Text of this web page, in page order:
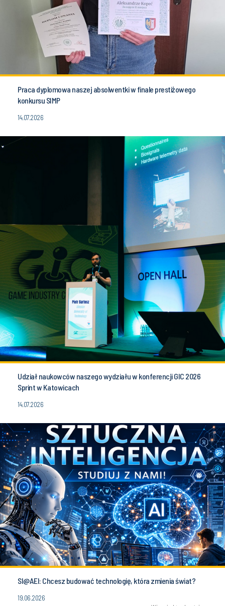
Praca dyplomowa naszej absolwentki w finale prestiżowego
konkursu SIMP
14.07.2026
Udział naukowców naszego wydziału w konferencji GIC 2026
Sprint w Katowicach
14.07.2026
SI@AEI: Chcesz budować technologię, która zmienia świat?
19.06.2026